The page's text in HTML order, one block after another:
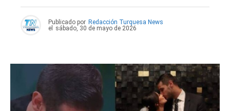
Publicado por Redacción Turquesa News
el
sábado, 30 de mayo de 2026